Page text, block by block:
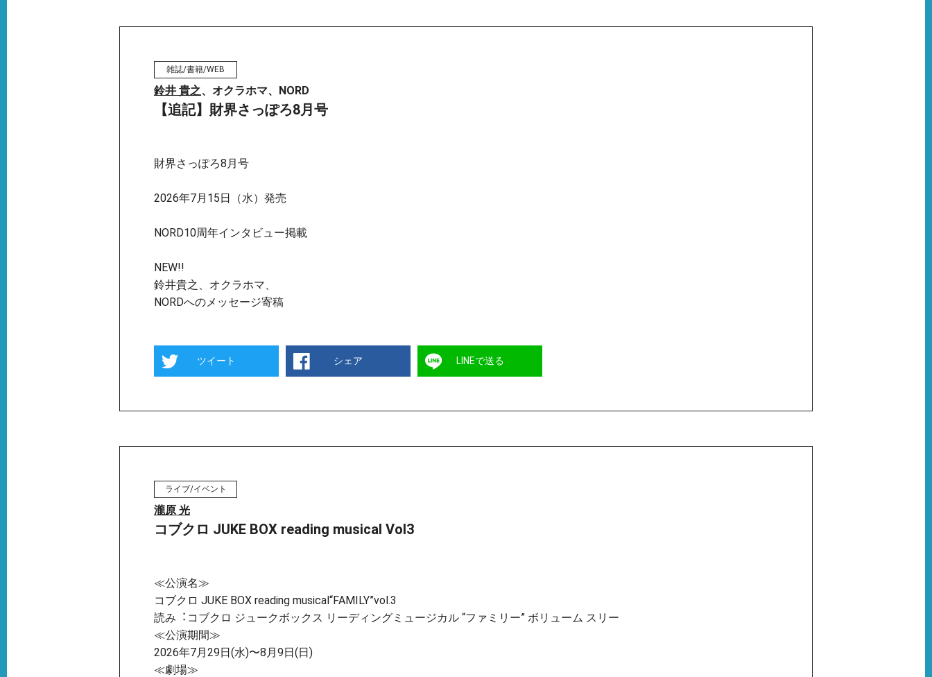
雑誌/書籍/WEB
鈴井 貴之、オクラホマ、NORD
【追記】財界さっぽろ8月号
財界さっぽろ8月号
2026年7月15日（水）発売
NORD10周年インタビュー掲載
NEW!!
鈴井貴之、オクラホマ、
NORDへのメッセージ寄稿
ツイート シェア LINEで送る
ライブ/イベント
瀧原 光
コブクロ JUKE BOX reading musical Vol3
≪公演名≫
コブクロ JUKE BOX reading musical“FAMILY”vol.3
読み︓コブクロ ジュークボックス リーディングミュージカル “ファミリー” ボリューム スリー
≪公演期間≫
2026年7⽉29⽇(⽔)〜8⽉9⽇(⽇)
≪劇場≫